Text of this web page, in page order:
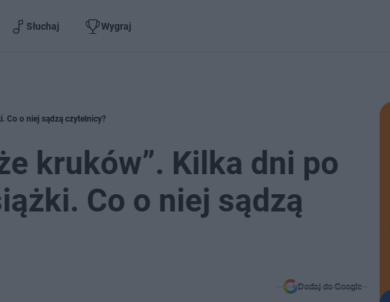
Słuchaj Wygraj
Co o niej sądzą czytelnicy?
kruków”. Kilka dni po
Co o niej sądzą
Dodaj do Google